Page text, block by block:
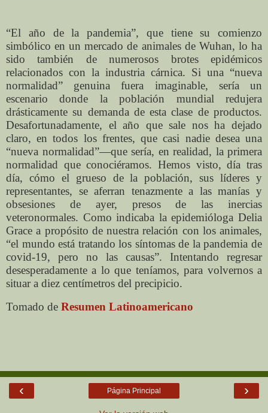
“El año de la pandemia”, que tiene su comienzo
simbólico en un mercado de animales de Wuhan, lo ha
sido también de numerosos brotes epidémicos
relacionados con la industria cárnica. Si una “nueva
normalidad” genuina fuera imaginable, sería un
escenario donde la población mundial redujera
drásticamente su demanda de esta clase de productos.
Desafortunadamente, el año que sale nos ha dejado
claro, en todos los frentes, que casi nadie desea una
“nueva normalidad”—que sería, en realidad, la primera
normalidad que conociéramos. Hemos visto, día tras
día, cómo el grueso de la población, sus líderes y
representantes, se aferran tenazmente a las manías y
obsesiones de ayer, presos de las inercias
veteronormales. Como indicaba la epidemióloga Delia
Grace a propósito de nuestra relación con los animales,
“el mundo está tratando los síntomas de la pandemia de
covid-19, pero no las causas”. Intentando regresar
desesperadamente a lo que teníamos, para volvernos a
situar a diez centímetros del precipicio.
Tomado de Resumen Latinoamericano
‹ ›
Página Principal